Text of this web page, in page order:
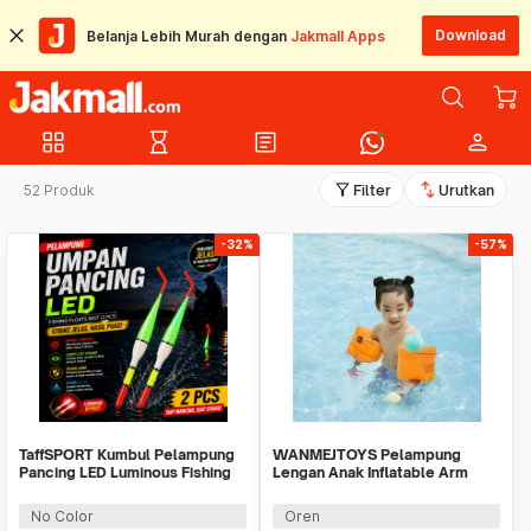
Belanja Lebih Murah dengan Jakmall Apps Download
grid_view hourglass_empty article person
52 Produk filter_alt Filter swap_vert Urutkan
-32%
TaffSPORT Kumbul Pelampung
Pancing LED Luminous Fishing
No Color
-57%
WANMEJTOYS Pelampung
Lengan Anak Inflatable Arm
Oren